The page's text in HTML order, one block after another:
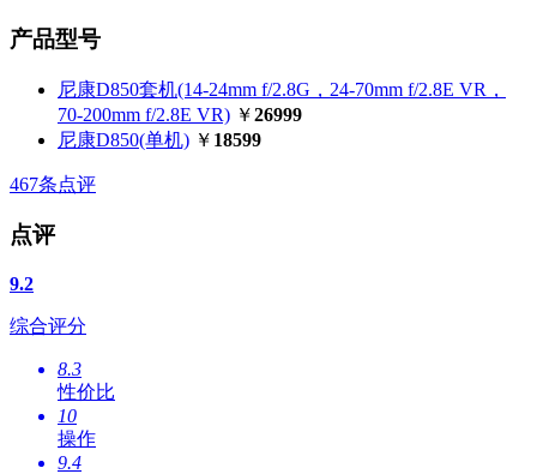
产品型号
尼康D850套机(14-24mm f/2.8G，24-70mm f/2.8E VR，
70-200mm f/2.8E VR) ￥26999
尼康D850(单机) ￥ 18599
467条点评
点评
9.2
综合评分
8.3
性价比
10
操作
9.4